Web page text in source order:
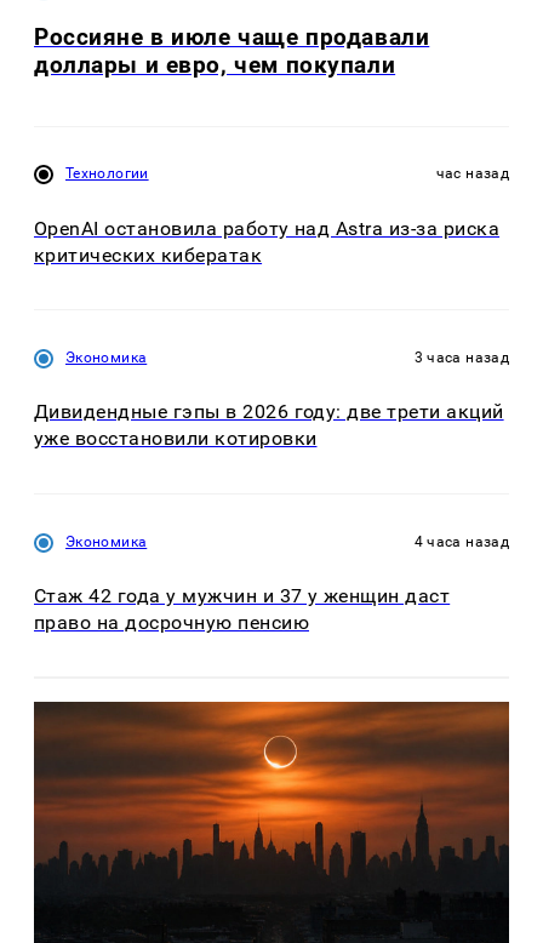
Россияне в июле чаще продавали
доллары и евро, чем покупали
Технологии час назад
OpenAI остановила работу над Astra из-за риска
критических кибератак
Экономика 3 часа назад
Дивидендные гэпы в 2026 году: две трети акций
уже восстановили котировки
Экономика 4 часа назад
Стаж 42 года у мужчин и 37 у женщин даст
право на досрочную пенсию